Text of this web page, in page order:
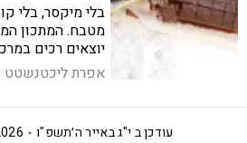
בלי מיקסר, בלי
מטבח. המתכון
יוצאים רכים
אפרת ליכטנשטט
י"ג באייר ה׳תשפ"ו עודכן ב